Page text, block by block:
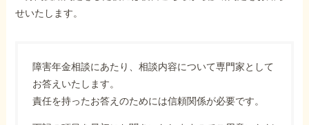
せいたします。
障害年金相談にあたり、相談内容について専門家として
お答えいたします。
責任を持ったお答えのためには信頼関係が必要です。